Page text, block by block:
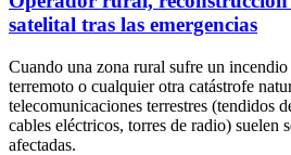
satelital tras las emergencias
Cuando una zona rural sufre un
terremoto o cualquier otra catástrofe
telecomunicaciones terrestres (tendidos
cables eléctricos, torres de radio) suelen
afectadas.